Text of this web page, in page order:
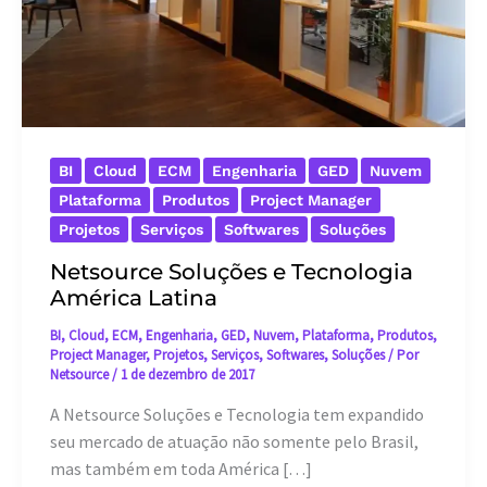
BI Cloud ECM Engenharia GED
Nuvem
Plataforma
Produtos
Project Manager
Projetos
Serviços Softwares Soluções
Netsource Soluções e Tecnologia
América Latina
BI, Cloud,ECM,Engenharia, GED,Nuvem,Plataforma,Produtos,
Project Manager,Projetos,Serviços,Softwares,Soluções/ Por
Netsource/ 1 de dezembro de 2017
A Netsource Soluções e Tecnologia tem expandido
seu mercado de atuação não somente pelo Brasil,
mas também em toda América […]